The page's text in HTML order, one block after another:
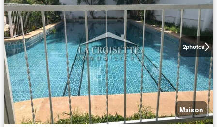
2photos
Maison